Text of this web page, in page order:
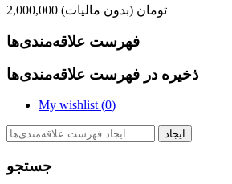
2,000,000 تومان (بدون مالیات)
فهرست علاقه‌مندی‌ها
ذخیره در فهرست علاقه‌مندی‌ها
My wishlist (0)
ایجاد
جستجو